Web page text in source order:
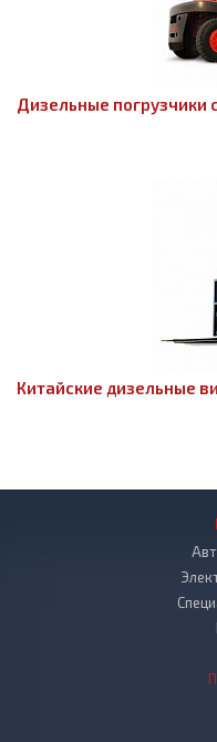
Дизельные погрузчики
Китайские дизельные